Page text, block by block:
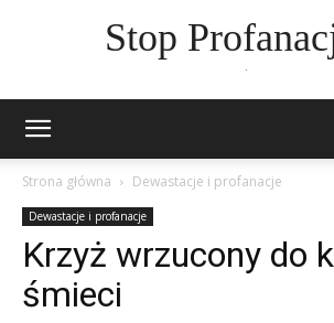
Stop
Strona główna Dewastacje i profanacje
Dewastacje i profanacje
Krzyż wrzucony do
śmieci